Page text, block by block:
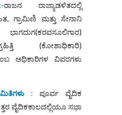
ರಾಜನ ರಾಜ್ಯಾಡಳಿತದಲ್ಲಿ
ಗ್ರಾಮಿಣಿ ಮತ್ತು ಸೇನಾನಿ
(ಕೋಶಾಧಿಕಾರಿ)
ಅಧಿಕಾರಿಗಳ ವಿವರಗಳು
: ಪೂರ್ವ ವೈದಿಕ
ವೈದಿಕಕಾಲದಲ್ಲಿಯೂ ಸಭಾ